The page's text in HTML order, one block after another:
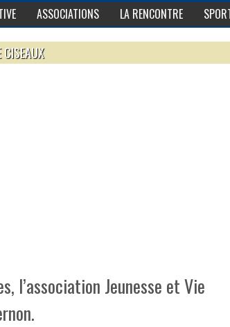
ASSOCIATIONS LA RENCONTRE
CISEAUX
l’association Jeunesse et Vie